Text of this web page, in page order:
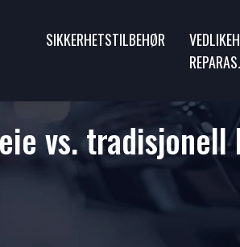
SIKKERHETSTILBEHØR
vs.